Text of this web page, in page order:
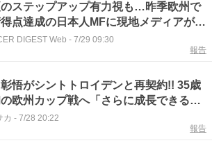
ステップアップ有力視も…昨季欧州で
点達成の日本人MFに現地メディアが言
の周囲は静まり返っている」
DIGEST Web - 7/29 09:30
報告
悟がシントトロイデンと再契約!! 35歳
欧州カップ戦へ「さらに成長できるよ
努力していきます」
カ - 7/28 20:22
報告